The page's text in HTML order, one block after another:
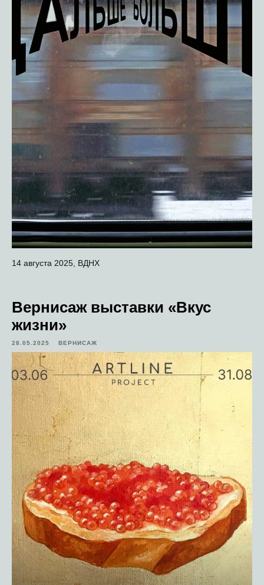
14 августа 2025, ВДНХ
Вернисаж выставки «Вкус
жизни»
28.05.2025 ВЕРНИСАЖ